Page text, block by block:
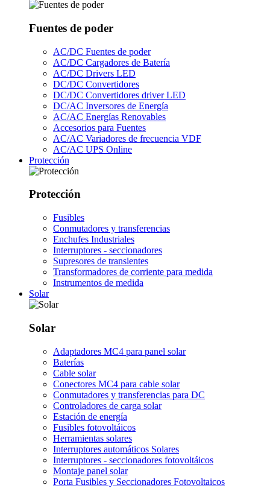
Fuentes de poder
AC/DC Fuentes de poder
AC/DC Cargadores de Batería
AC/DC Drivers LED
DC/DC Convertidores
DC/DC Convertidores driver LED
DC/AC Inversores de Energía
AC/AC Energías Renovables
Accesorios para Fuentes
AC/AC Variadores de frecuencia VDF
AC/AC UPS Online
Protección
Protección
Fusibles
Conmutadores y transferencias
Enchufes Industriales
Interruptores - seccionadores
Supresores de transientes
Transformadores de corriente para medida
Instrumentos de medida
Solar
Solar
Adaptadores MC4 para panel solar
Baterías
Cable solar
Conectores MC4 para cable solar
Conmutadores y transferencias para DC
Controladores de carga solar
Estación de energía
Fusibles fotovoltáicos
Herramientas solares
Interruptores automáticos Solares
Interruptores - seccionadores fotovoltáicos
Montaje panel solar
Porta Fusibles y Seccionadores Fotovoltaicos